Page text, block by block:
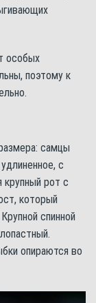
особых
поэтому к
самцы
с
крупный рот с
который
спинной
опираются во